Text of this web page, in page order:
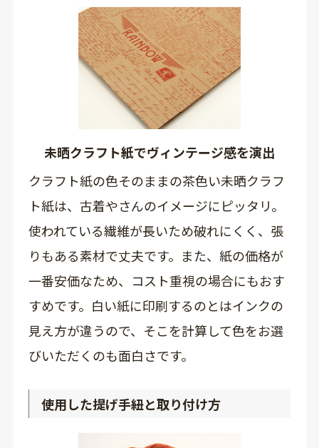
未晒クラフト紙でヴィンテージ感を演出
クラフト紙の色そのままの茶色い未晒クラフ
ト紙は、古着やさんのイメージにピッタリ。
使われている繊維が長いため破れにくく、張
りもある素材で丈夫です。また、紙の価格が
一番安価なため、コスト重視の場合にもおす
すめです。白い紙に印刷するのとはインクの
見え方が違うので、そこを計算して色をお選
びいただくのも面白さです。
使用した提げ手紐と取り付け方